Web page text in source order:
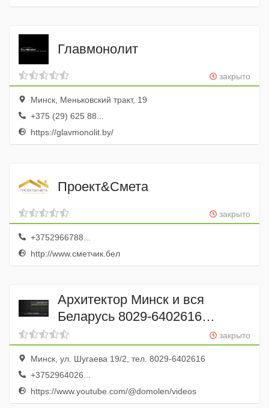
Главмонолит
закрыто
Минск, Меньковский тракт, 19
+375 (29) 625 88...
https://glavmonolit.by/
Проект&Смета
закрыто
+3752966788...
http://www.сметчик.бел
Архитектор Минск и вся
Беларусь 8029-6402616
(заказать строительный
ПРОЕКТ КОТТЕДЖА, проект
дачи, бани)
закрыто
Минск, ул. Шугаева 19/2, тел. 8029-6402616
+3752964026...
https://www.youtube.com/@domolen/videos